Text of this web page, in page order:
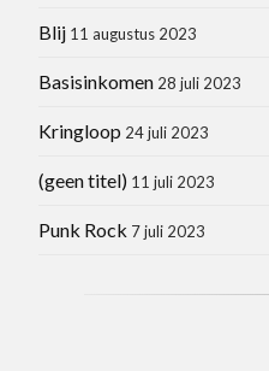
Blij 11 augustus 2023
Basisinkomen 28 juli 2023
Kringloop 24 juli 2023
(geen titel) 11 juli 2023
Punk Rock 7 juli 2023